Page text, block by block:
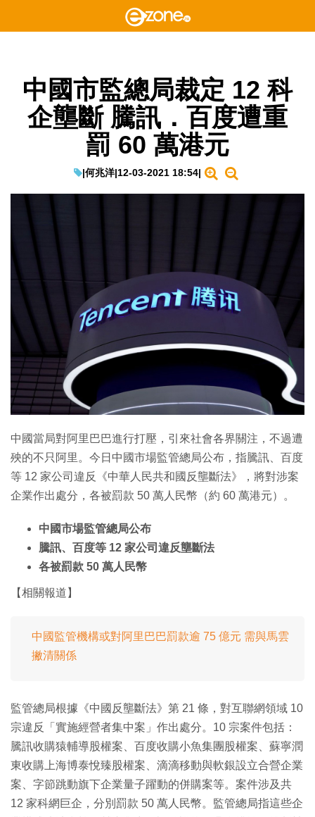
中國市監總局裁定 12 科
企壟斷 騰訊．百度遭重
罰 60 萬港元
|何兆洋|12-03-2021 18:54|
中國當局對阿里巴巴進行打壓，引來社會各界關注，不過遭
殃的不只阿里。今日中國市場監管總局公布，指騰訊、百度
等 12 家公司違反《中華人民共和國反壟斷法》，將對涉案
企業作出處分，各被罰款 50 萬人民幣（約 60 萬港元）。
中國市場監管總局公布
騰訊、百度等 12 家公司違反壟斷法
各被罰款 50 萬人民幣
【相關報道】
中國監管機構或對阿里巴巴罰款逾 75 億元 需與馬雲
撇清關係
監管總局根據《中國反壟斷法》第 21 條，對互聯網領域 10
宗違反「實施經營者集中案」作出處分。10 宗案件包括：
騰訊收購猿輔導股權案、百度收購小魚集團股權案、蘇寧潤
東收購上海博泰悅臻股權案、滴滴移動與軟銀設立合營企業
案、字節跳動旗下企業量子躍動的併購案等。案件涉及共
12 家科網巨企，分別罰款 50 萬人民幣。監管總局指這些企